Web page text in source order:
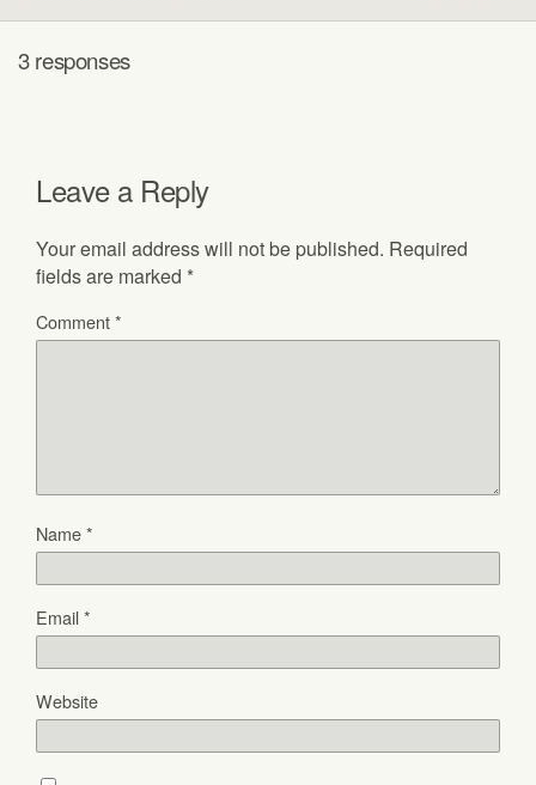
3 responses
Leave a Reply
Your email address will not be published. Required
fields are marked *
Comment*
Name*
Email*
Website